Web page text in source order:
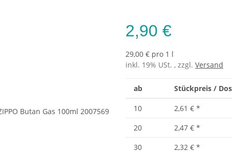
2,90 €
29,00 € pro 1 l
inkl. 19% USt. , zzgl. Versand
ab Stückpreis /
10 2,61 € *
20
2,47 € *
30
2,32 € *